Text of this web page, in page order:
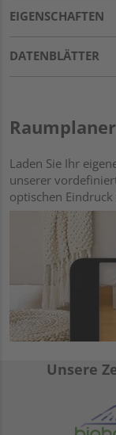
EIGENSCHAFTEN
DATENBLÄTTER
Raumplaner
Laden Sie Ihr
unserer
optischen
Unsere